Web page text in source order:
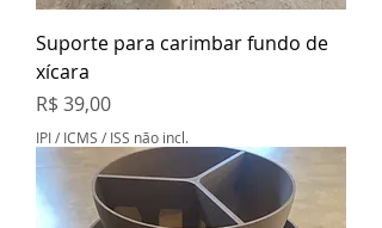
Suporte para carimbar fundo de
xícara
Preço
R$ 39,00
IPI / ICMS / ISS não incl.